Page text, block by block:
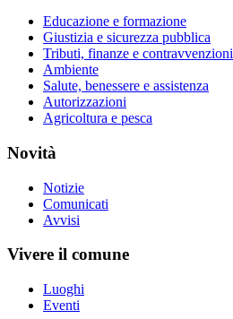
Educazione e formazione
Giustizia e sicurezza pubblica
Tributi, finanze e contravvenzioni
Ambiente
Salute, benessere e assistenza
Autorizzazioni
Agricoltura e pesca
Novità
Notizie
Comunicati
Avvisi
Vivere il comune
Luoghi
Eventi